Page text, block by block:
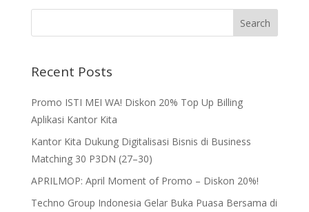
Recent Posts
Promo ISTI MEI WA! Diskon 20% Top Up Billing
Aplikasi Kantor Kita
Kantor Kita Dukung Digitalisasi Bisnis di Business
Matching 30 P3DN (27–30)
APRILMOP: April Moment of Promo – Diskon 20%!
Techno Group Indonesia Gelar Buka Puasa Bersama di